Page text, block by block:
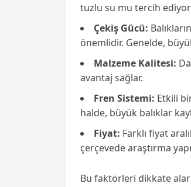
tuzlu su mu tercih
Çekiş Gücü:
önemlidir. Genelde,
Malzeme Kalitesi:
avantaj sağlar.
Fren Sistemi: Etkili
halde, büyük balıklar
Fiyat: Farklı fiyat
çerçevede araştırma
Bu faktörleri dikkate